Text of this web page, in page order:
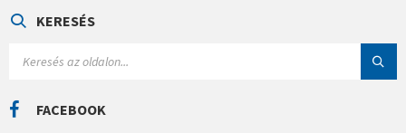
Á
KERESÉS
C
H
FACEBOOK